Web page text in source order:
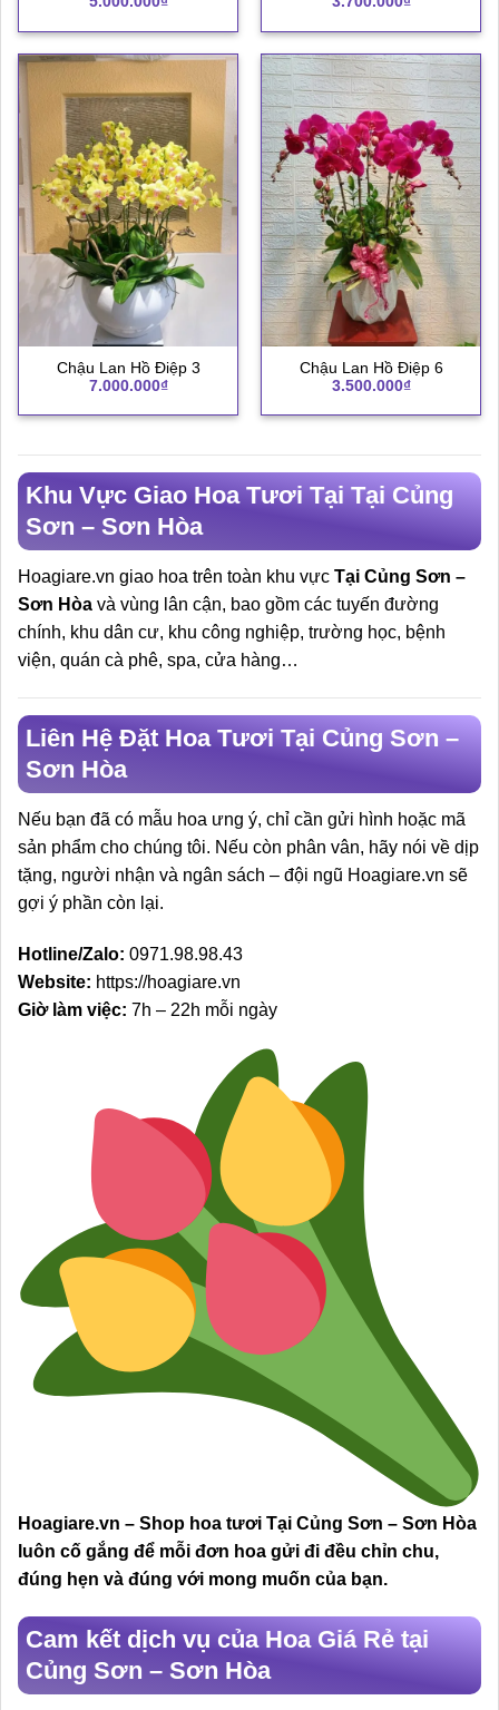
Chậu Lan Hồ Điệp 3
7.000.000₫
Chậu Lan Hồ Điệp 6
3.500.000₫
Khu Vực Giao Hoa Tươi Tại Tại Củng
Sơn – Sơn Hòa
Hoagiare.vn giao hoa trên toàn khu vực Tại Củng Sơn –
Sơn Hòa và vùng lân cận, bao gồm các tuyến đường
chính, khu dân cư, khu công nghiệp, trường học, bệnh
viện, quán cà phê, spa, cửa hàng…
Liên Hệ Đặt Hoa Tươi Tại Củng Sơn –
Sơn Hòa
Nếu bạn đã có mẫu hoa ưng ý, chỉ cần gửi hình hoặc mã
sản phẩm cho chúng tôi. Nếu còn phân vân, hãy nói về dịp
tặng, người nhận và ngân sách – đội ngũ Hoagiare.vn sẽ
gợi ý phần còn lại.
Hotline/Zalo: 0971.98.98.43
Website: https://hoagiare.vn
Giờ làm việc: 7h – 22h mỗi ngày
Hoagiare.vn – Shop hoa tươi Tại Củng Sơn – Sơn Hòa
luôn cố gắng để mỗi đơn hoa gửi đi đều chỉn chu,
đúng hẹn và đúng với mong muốn của bạn.
Cam kết dịch vụ của Hoa Giá Rẻ tại
Củng Sơn – Sơn Hòa